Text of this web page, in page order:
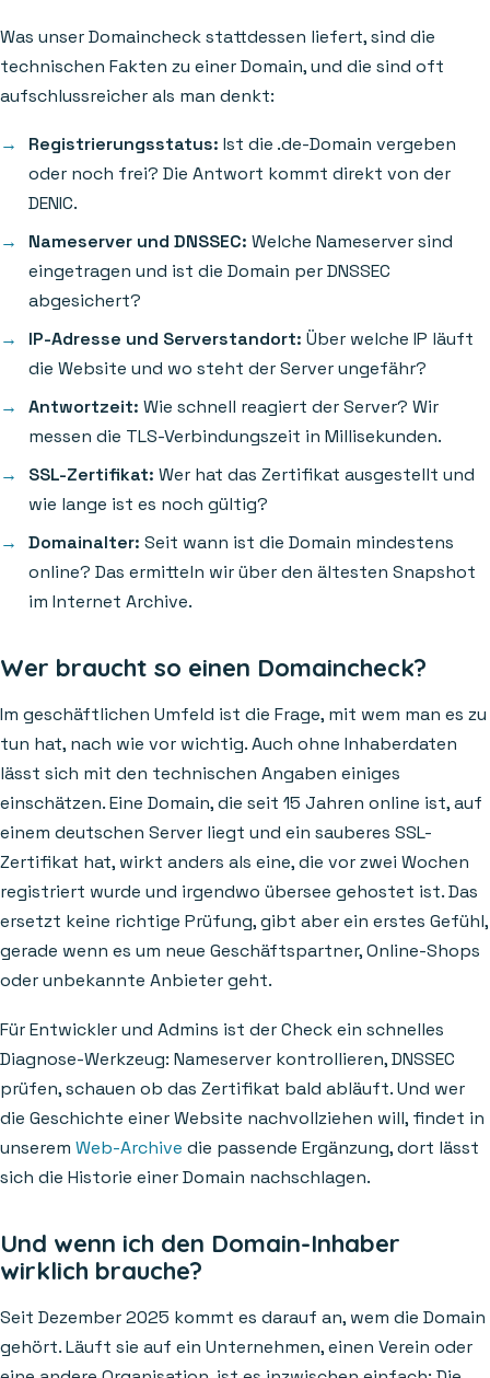
Was unser Domaincheck stattdessen liefert, sind die
technischen Fakten zu einer Domain, und die sind oft
aufschlussreicher als man denkt:
Registrierungsstatus: Ist die .de-Domain vergeben
oder noch frei? Die Antwort kommt direkt von der
DENIC.
Nameserver und DNSSEC: Welche Nameserver sind
eingetragen und ist die Domain per DNSSEC
abgesichert?
IP-Adresse und Serverstandort: Über welche IP läuft
die Website und wo steht der Server ungefähr?
Antwortzeit: Wie schnell reagiert der Server? Wir
messen die TLS-Verbindungszeit in Millisekunden.
SSL-Zertifikat: Wer hat das Zertifikat ausgestellt und
wie lange ist es noch gültig?
Domainalter: Seit wann ist die Domain mindestens
online? Das ermitteln wir über den ältesten Snapshot
im Internet Archive.
Wer braucht so einen Domaincheck?
Im geschäftlichen Umfeld ist die Frage, mit wem man es zu
tun hat, nach wie vor wichtig. Auch ohne Inhaberdaten
lässt sich mit den technischen Angaben einiges
einschätzen. Eine Domain, die seit 15 Jahren online ist, auf
einem deutschen Server liegt und ein sauberes SSL-
Zertifikat hat, wirkt anders als eine, die vor zwei Wochen
registriert wurde und irgendwo übersee gehostet ist. Das
ersetzt keine richtige Prüfung, gibt aber ein erstes Gefühl,
gerade wenn es um neue Geschäftspartner, Online-Shops
oder unbekannte Anbieter geht.
Für Entwickler und Admins ist der Check ein schnelles
Diagnose-Werkzeug: Nameserver kontrollieren, DNSSEC
prüfen, schauen ob das Zertifikat bald abläuft. Und wer
die Geschichte einer Website nachvollziehen will, findet in
unserem Web-Archive die passende Ergänzung, dort lässt
sich die Historie einer Domain nachschlagen.
Und wenn ich den Domain-Inhaber
wirklich brauche?
Seit Dezember 2025 kommt es darauf an, wem die Domain
gehört. Läuft sie auf ein Unternehmen, einen Verein oder